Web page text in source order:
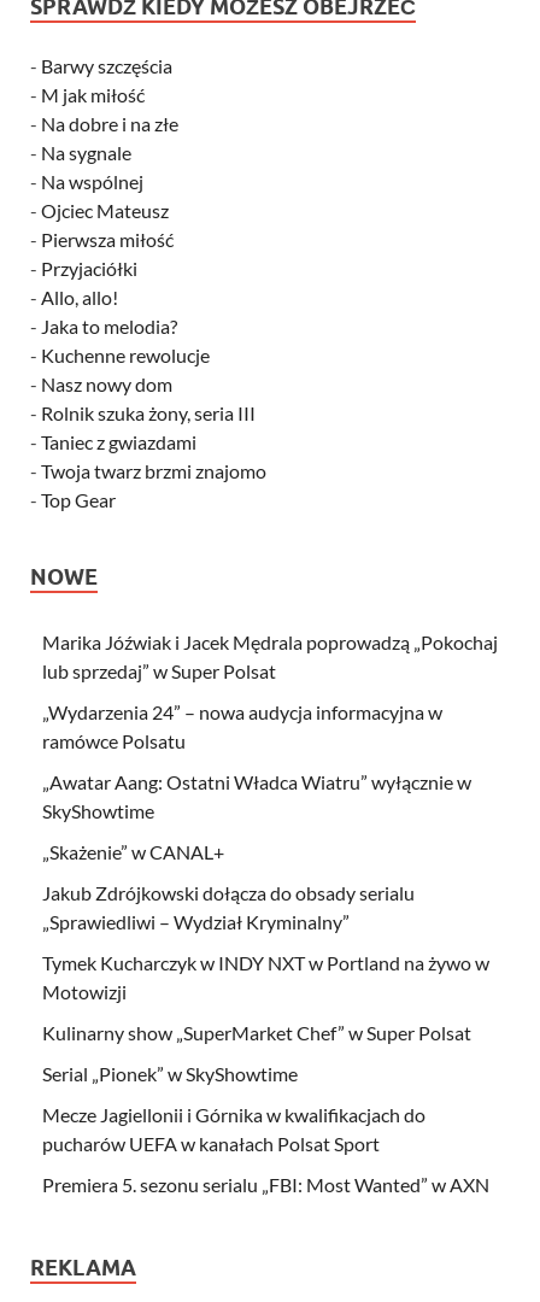
SPRAWDŹ KIEDY MOŻESZ OBEJRZEĆ
- Barwy szczęścia
- M jak miłość
- Na dobre i na złe
- Na sygnale
- Na wspólnej
- Ojciec Mateusz
- Pierwsza miłość
- Przyjaciółki
- Allo, allo!
- Jaka to melodia?
- Kuchenne rewolucje
- Nasz nowy dom
- Rolnik szuka żony, seria III
- Taniec z gwiazdami
- Twoja twarz brzmi znajomo
- Top Gear
NOWE
Marika Jóźwiak i Jacek Mędrala poprowadzą „Pokochaj
lub sprzedaj” w Super Polsat
„Wydarzenia 24” – nowa audycja informacyjna w
ramówce Polsatu
„Awatar Aang: Ostatni Władca Wiatru” wyłącznie w
SkyShowtime
„Skażenie” w CANAL+
Jakub Zdrójkowski dołącza do obsady serialu
„Sprawiedliwi – Wydział Kryminalny”
Tymek Kucharczyk w INDY NXT w Portland na żywo w
Motowizji
Kulinarny show „SuperMarket Chef” w Super Polsat
Serial „Pionek” w SkyShowtime
Mecze Jagiellonii i Górnika w kwalifikacjach do
pucharów UEFA w kanałach Polsat Sport
Premiera 5. sezonu serialu „FBI: Most Wanted” w AXN
REKLAMA